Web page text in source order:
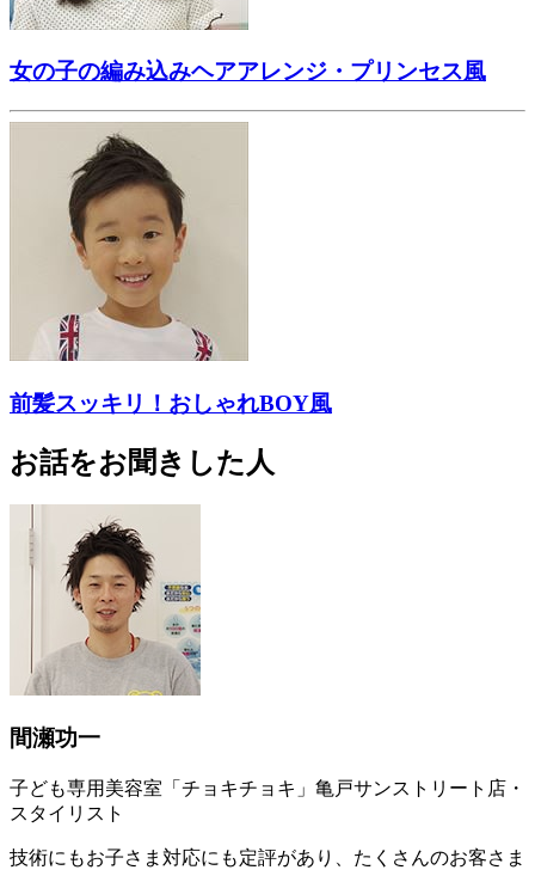
女の子の編み込みヘアアレンジ・プリンセス風
前髪スッキリ！おしゃれBOY風
お話をお聞きした人
間瀬功一
子ども専用美容室「チョキチョキ」亀戸サンストリート店・
スタイリスト
技術にもお子さま対応にも定評があり、たくさんのお客さま